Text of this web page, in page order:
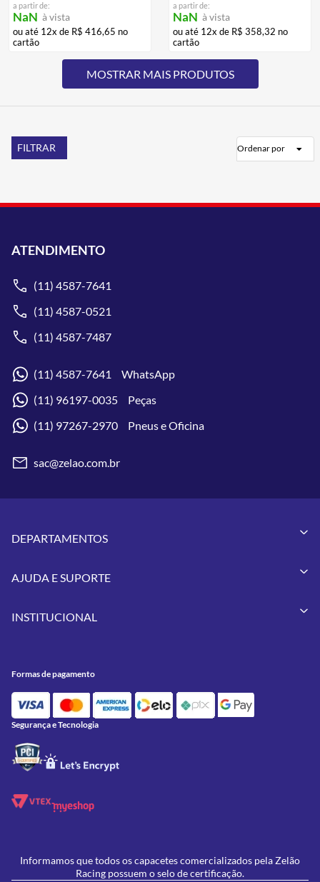
a partir de:
NaN à vista
ou até 12x de R$ 416,65 no
cartão
a partir de:
NaN à vista
ou até 12x de R$ 358,32 no
cartão
FILTRAR Ordenar por
ATENDIMENTO
(11) 4587-7641
(11) 4587-0521
(11) 4587-7487
(11) 4587-7641 WhatsApp
(11) 96197-0035 Peças
(11) 97267-2970 Pneus e Oficina
sac@zelao.com.br
DEPARTAMENTOS
Pneus
GIVI
Feminino
Lançamentos
Ofertas
AJUDA E SUPORTE
Formas de Pagamento
Política de Frete Grátis
Política de Privacidade
Política de Campanhas e promoções
INSTITUCIONAL
Onde Estamos
Contato
Blog
Formas de pagamento
Segurança e Tecnologia
Informamos que todos os capacetes comercializados pela Zelão
Racing possuem o selo de certificação.